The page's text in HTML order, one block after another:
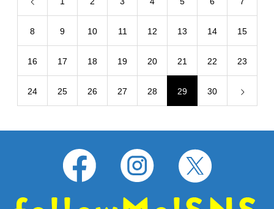
8 9 10 11 12 13 14 15
16 17 18 19 20 21 22 23
24 25 26 27 28 29 30